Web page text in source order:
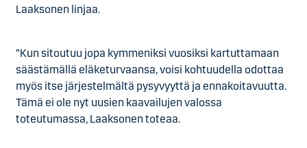
Laaksonen linjaa.
”Kun sitoutuu jopa kymmeniksi vuosiksi kartuttamaan
säästämällä eläketurvaansa, voisi kohtuudella odottaa
myös itse järjestelmältä pysyvyyttä ja ennakoitavuutta.
Tämä ei ole nyt uusien kaavailujen valossa
toteutumassa, Laaksonen toteaa.